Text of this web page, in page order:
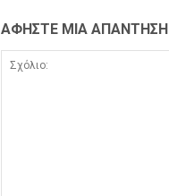
ΑΦΗΣΤΕ ΜΙΑ ΑΠΑΝΤΗΣΗ